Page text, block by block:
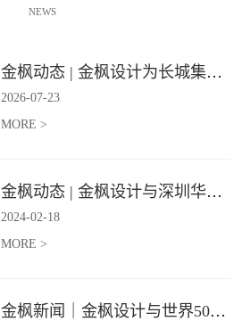
NEWS
金枫动态 | 金枫设计为长城集团爱情广场打造汽车文化主题美食食集
2026-07-23
MORE >
金枫动态 | 金枫设计与深圳华强集团携手打造华强商业旗舰项目——宝安华强广场美食街区
2024-02-18
MORE >
金枫新闻｜金枫设计与世界500强—索迪斯集团合作，携手打造广州星河湾中心美食广场